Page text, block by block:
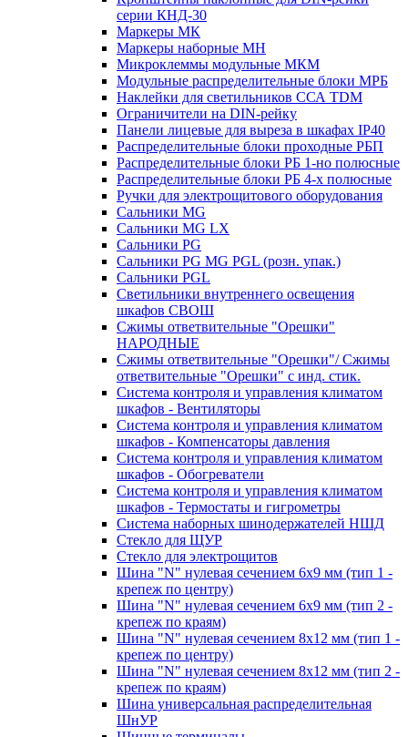
серии КНД-30
Маркеры МК
Маркеры наборные МН
Микроклеммы модульные МКМ
Модульные распределительные блоки МРБ
Наклейки для светильников ССА TDM
Ограничители на DIN-рейку
Панели лицевые для выреза в шкафах IP40
Распределительные блоки проходные РБП
Распределительные блоки РБ 1-но полюсные
Распределительные блоки РБ 4-х полюсные
Ручки для электрощитового оборудования
Сальники MG
Сальники MG LX
Сальники PG
Сальники PG MG PGL (розн. упак.)
Сальники PGL
Светильники внутреннего освещения
шкафов СВОШ
Сжимы ответвительные "Орешки"
НАРОДНЫЕ
Сжимы ответвительные "Орешки"/ Сжимы
ответвительные "Орешки" с инд. стик.
Система контроля и управления климатом
шкафов - Вентиляторы
Система контроля и управления климатом
шкафов - Компенсаторы давления
Система контроля и управления климатом
шкафов - Обогреватели
Система контроля и управления климатом
шкафов - Термостаты и гигрометры
Система наборных шинодержателей НШД
Стекло для ЩУР
Стекло для электрощитов
Шина "N" нулевая сечением 6х9 мм (тип 1 -
крепеж по центру)
Шина "N" нулевая сечением 6х9 мм (тип 2 -
крепеж по краям)
Шина "N" нулевая сечением 8х12 мм (тип 1 -
крепеж по центру)
Шина "N" нулевая сечением 8х12 мм (тип 2 -
крепеж по краям)
Шина универсальная распределительная
ШнУР